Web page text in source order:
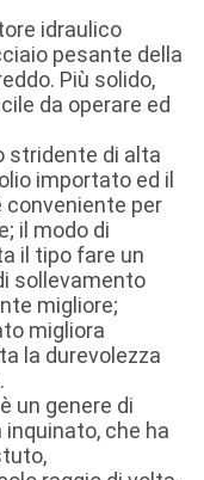
idraulico
pesante della
Più solido,
da operare ed
stridente di alta
importato ed il
conveniente per
il modo di
il tipo fare un
sollevamento
migliore;
migliora
la durevolezza
un genere di
che ha